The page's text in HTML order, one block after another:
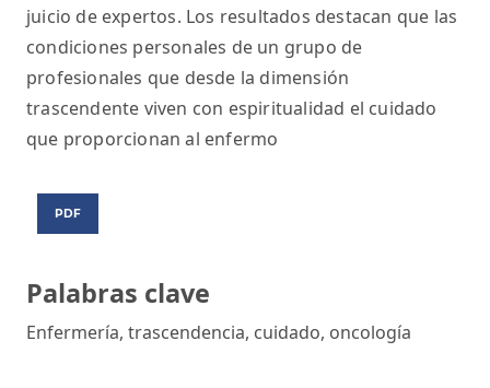
Palabras clave
Enfermería, trascendencia, cuidado, oncología
juicio de expertos. Los resultados destacan que las
condiciones personales de un grupo de
profesionales que desde la dimensión
trascendente viven con espiritualidad el cuidado
que proporcionan al enfermo
PDF